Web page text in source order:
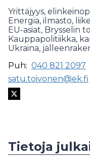
Yrittäjyys,
Energia, ilmasto,
EU-asiat, Brysselin
Kauppapolitiikka,
Ukraina,
Puh: 040 821 2097
satu.toivonen@ek.fi
Tietoja